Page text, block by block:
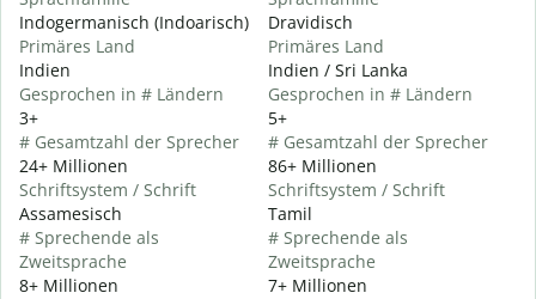
Indogermanisch (Indoarisch)
Primäres Land
Indien
Gesprochen in # Ländern
3+
# Gesamtzahl der Sprecher
24+ Millionen
Schriftsystem / Schrift
Assamesisch
# Sprechende als
Zweitsprache
8+ Millionen
Dravidisch
Primäres Land
Indien / Sri Lanka
Gesprochen in # Ländern
5+
# Gesamtzahl der Sprecher
86+ Millionen
Schriftsystem / Schrift
Tamil
# Sprechende als
Zweitsprache
7+ Millionen